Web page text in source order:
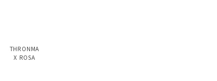
THRONMA
X ROSA